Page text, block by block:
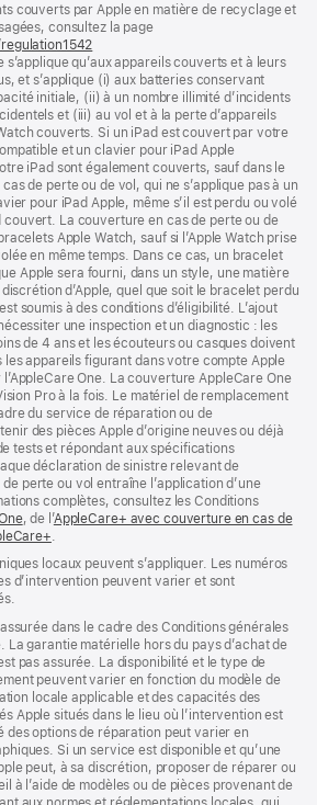
couverts par Apple en matière de recyclage et
consultez la page
dans
une
nouvelle
fenêtre)
qu’aux appareils couverts et à leurs
et s’applique (i) aux batteries conservant
initiale, (ii) à un nombre illimité d’incidents
et (iii) au vol et à la perte d’appareils
couverts. Si un iPad est couvert par votre
et un clavier pour iPad Apple
iPad sont également couverts, sauf dans le
de perte ou de vol, qui ne s’applique pas à un
pour iPad Apple, même s’il est perdu ou volé
couvert. La couverture en cas de perte ou de
Apple Watch, sauf si l’Apple Watch prise
en même temps. Dans ce cas, un bracelet
Apple sera fourni, dans un style, une matière
d’Apple, quel que soit le bracelet perdu
soumis à des conditions d’éligibilité. L’ajout
une inspection et un diagnostic : les
de 4 ans et les écouteurs ou casques doivent
les appareils figurant dans votre compte Apple
One. La couverture AppleCare One
Pro à la fois. Le matériel de remplacement
du service de réparation ou de
des pièces Apple d’origine neuves ou déjà
tests et répondant aux spécifications
déclaration de sinistre relevant de
perte ou vol entraîne l’application d’une
complètes, consultez les Conditions
(s’ouvre
dans
nouvelle
fenêtre)
, de l’AppleCare+ avec couverture en cas de
une
nouvelle
locaux peuvent s’appliquer. Les numéros
d’intervention peuvent varier et sont
dans le cadre des Conditions générales
garantie matérielle hors du pays d’achat de
pas assurée. La disponibilité et le type de
peuvent varier en fonction du modèle de
locale applicable et des capacités des
Apple situés dans le lieu où l’intervention est
des options de réparation peut varier en
Si un service est disponible et qu’une
peut, à sa discrétion, proposer de réparer ou
à l’aide de modèles ou de pièces provenant de